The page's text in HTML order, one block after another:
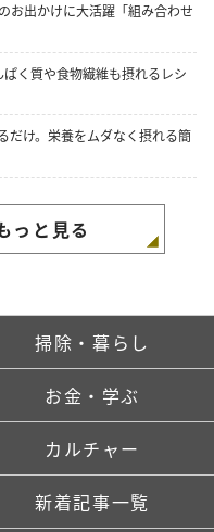
お出かけに大活躍「組み合わせ
く質や食物繊維も摂れるレシ
だけ。栄養をムダなく摂れる簡
っと見る
掃除・暮らし
お金・学ぶ
カルチャー
新着記事一覧